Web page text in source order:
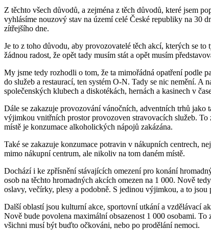
Z těchto všech důvodů, a zejména z těch důvodů, které jsem
vyhlásíme nouzový stav na území celé České republiky na 30
zítřejšího dne.
Je to z toho důvodu, aby provozovatelé těch akcí, kterých se
žádnou radost, že opět tady musím stát a opět musím
My jsme tedy rozhodli o tom, že ta mimořádná opatření podle
do služeb a restaurací, ten systém O-N. Tady se nic nemění. A
společenských klubech a diskotékách, hernách a kasinech v
Dále se zakazuje provozování vánočních, adventních trhů
výjimkou vnitřních prostor provozoven stravovacích služeb.
místě je konzumace alkoholických nápojů zakázána.
Také se zakazuje konzumace potravin v nákupních centrech,
mimo nákupní centrum, ale nikoliv na tom daném místě.
Dochází i ke zpřísnění stávajících omezení pro konání
osob na těchto hromadných akcích omezen na 1 000. Nově
oslavy, večírky, plesy a podobně. S jedinou výjimkou, a to jsou
Další oblastí jsou kulturní akce, sportovní utkání a vzdělávací
Nově bude povolena maximální obsazenost 1 000 osobami.
všichni musí být buďto očkováni, nebo po prodělání nemoci.